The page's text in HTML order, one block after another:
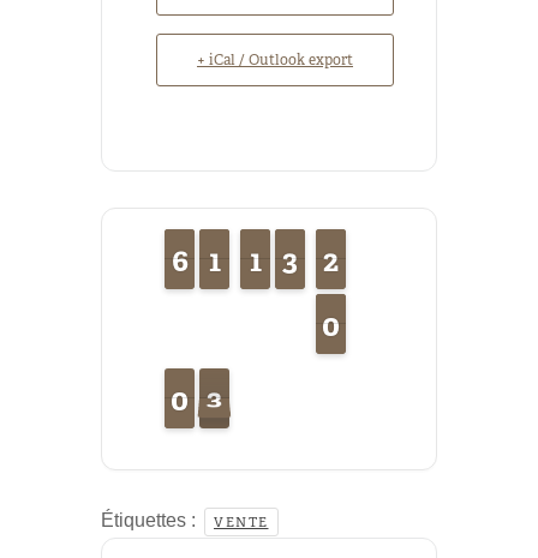
+ iCal / Outlook export
5
5
6
6 1
1
1
1 1
1
1
1 2
2
3
3 1
1
2
2
9
9
0
0
1
0
0 3
3
2
Étiquettes : VENTE